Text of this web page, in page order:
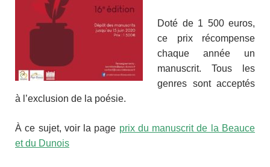
Doté de 1 500 euros,
ce prix récompense
chaque année un
manuscrit. Tous les
genres sont acceptés
à l’exclusion de la poésie.
À ce sujet, voir la page prix du manuscrit de la Beauce
et du Dunois